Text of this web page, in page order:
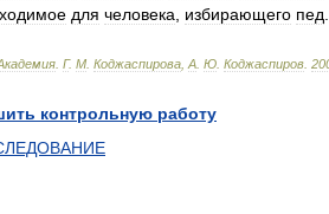
для человека избирающего пед
Г. М Коджаспирова А Ю Коджаспиров
контрольную работу